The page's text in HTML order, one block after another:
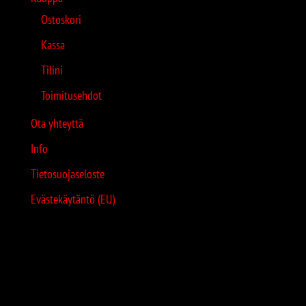
Ostoskori
Kassa
Tilini
Toimitusehdot
Ota yhteyttä
Info
Tietosuojaseloste
Evästekäytäntö (EU)